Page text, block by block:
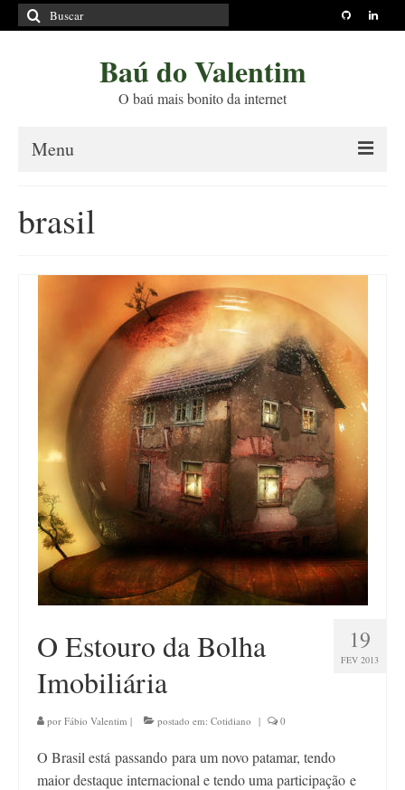
Buscar
por:
Baú do Valentim
O baú mais bonito da internet
Menu
Princípios Editoriais
Políticas e Termos
Contato
brasil
19
FEV 2013
O Estouro da Bolha
Imobiliária
por Fábio Valentim | postado em: Cotidiano | 0
O Brasil está passando para um novo patamar, tendo
maior destaque internacional e tendo uma participação e